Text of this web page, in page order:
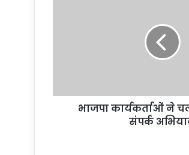
भाजपा कार्यकर्ताओं ने
संपर्क